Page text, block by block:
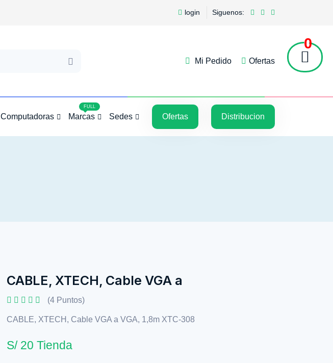
login Siguenos:
Mi Pedido Ofertas
0
5
Computadoras Marcas
FULL
Sedes Ofertas Distribucion
CABLE, XTECH, Cable VGA a
(4 Puntos)
CABLE, XTECH, Cable VGA a VGA, 1,8m XTC-308
S/ 20 Tienda